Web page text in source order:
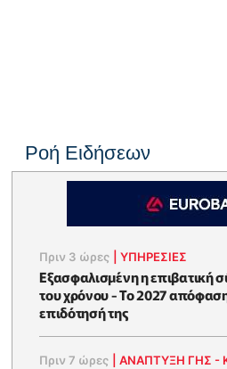
Ροή Ειδήσεων
Πριν 3 ώρες |ΥΠΗΡΕΣΙΕΣ
Εξασφαλισμένη η επιβατική
του χρόνου - Το 2027
επιδότησή της
Πριν 7 ώρες |ΑΝΑΠΤΥΞΗ ΓΗΣ -